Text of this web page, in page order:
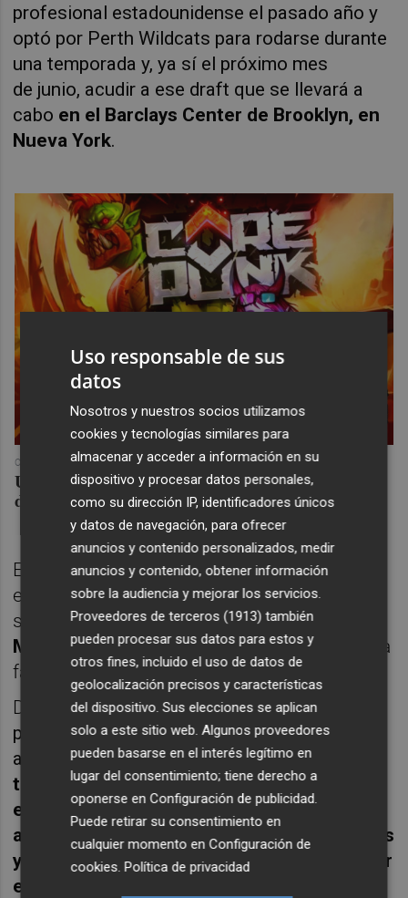
profesional estadounidense el pasado año y
optó por Perth Wildcats para rodarse durante
una temporada y, ya sí el próximo mes
de junio, acudir a ese draft que se llevará a
cabo en el Barclays Center de Brooklyn, en
Nueva York.
COREPUNK MMORPG
Un verdadero MMORPG de la vieja escuela ¡Cómo los
de antes, pero mejor!
El interior español fue importante en un
equipo que acabó cayendo en las
semifinales ligueras en tres partidos ante
Melbourne United, segundo clasificado de la
fase regular en el campeonato.
Durante el curso Izan intervino en33
partidos, con16 minutos en pistaen los que
aportó6,8 puntos con un 53% de acierto en
tiros de dos, un 33,3% en triples y un 53,4%
en tiros libres; 3,9 rebotes -1,4 de ellos en
ataque-, 0,7 asistencias, 0,4 recuperaciones
y 0,3 tapones para una valoración de 7,7 por
encuentro
Uso responsable de sus
datos
Nosotros y nuestros socios utilizamos
cookies y tecnologías similares para
almacenar y acceder a información en su
dispositivo y procesar datos personales,
como su dirección IP, identificadores únicos
y datos de navegación, para ofrecer
anuncios y contenido personalizados, medir
anuncios y contenido, obtener información
sobre la audiencia y mejorar los servicios.
Proveedores de terceros (1913) también
pueden procesar sus datos para estos y
otros fines, incluido el uso de datos de
geolocalización precisos y características
del dispositivo. Sus elecciones se aplican
solo a este sitio web. Algunos proveedores
pueden basarse en el interés legítimo en
lugar del consentimiento; tiene derecho a
oponerse enConfiguración de publicidad.
Puede retirar su consentimiento en
cualquier momento enConfiguración de
cookies.Política de privacidad